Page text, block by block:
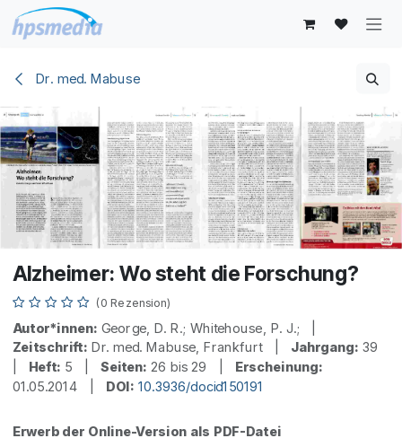
Zum Inhalt springen
Dr. med. Mabuse
Alzheimer: Wo steht die Forschung?
(0 Rezension)
Autor*innen: George, D. R.; Whitehouse, P. J.; |
Zeitschrift: Dr. med. Mabuse, Frankfurt | Jahrgang: 39
Heft: 5 | Seiten: 26 bis 29 | Erscheinung:
01.05.2014 | DOI: 10.3936/docid150191
Erwerb der Online-Version als PDF-Datei